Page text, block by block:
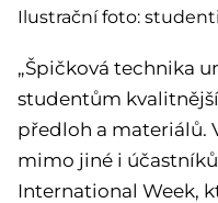
Ilustrační foto:
„Špičková technika
studentům
předloh a materiálů.
mimo jiné i
International Week,